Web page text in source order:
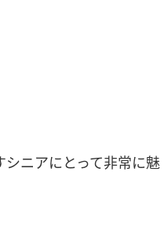
ニアにとって非常に魅